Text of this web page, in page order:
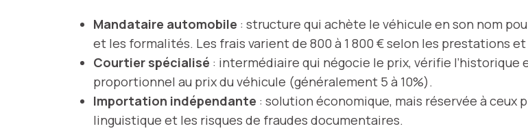
Mandataire automobile : structure qui achète le véhicule en son nom
et les formalités. Les frais varient de 800 à 1 800 € selon les prestations
Courtier spécialisé : intermédiaire qui négocie le prix, vérifie
proportionnel au prix du véhicule (généralement 5 à 10%).
Importation indépendante : solution économique, mais réservée à
linguistique et les risques de fraudes documentaires.